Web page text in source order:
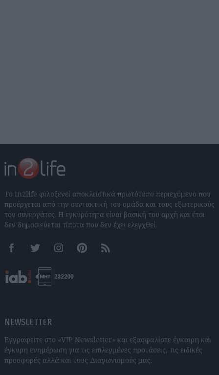
Το In2life φιλοξενεί αποκλειστικά πρωτότυπο περιεχόμενο που
προέρχεται από την συντακτική του ομάδα και τους εξωτερικούς
του συνεργάτες. Η εγκυρότητα είναι βασική του αρχή και έτσι
δεν δημοσιεύεται τίποτα που δεν έχει ελεγχθεί.
FacebookTwitter InstagramPinterestRSS feeds
NEWSLETTER
Εγγραφείτε στο «VIP Newsletter» και εξασφαλίστε έγκαιρη και
έγκυρη ενημέρωση για τις επιλεγμένες προτάσεις, τις ειδικές
προσφορές αλλά και τους Διαγωνισμούς μας.